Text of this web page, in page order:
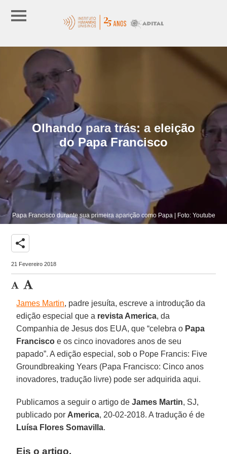
Olhando para trás: a eleição
do Papa Francisco
Papa Francisco durante sua primeira aparição como Papa | Foto: Youtube
share
21 Fevereiro 2018
James Martin, padre jesuíta, escreve a introdução da
edição especial que a revista America, da
Companhia de Jesus dos EUA, que “celebra o Papa
Francisco e os cinco inovadores anos de seu
papado”. A edição especial, sob o Pope Francis: Five
Groundbreaking Years (Papa Francisco: Cinco anos
inovadores, tradução livre) pode ser adquirida aqui.
Publicamos a seguir o artigo deJames Martin, SJ,
publicado por America, 20-02-2018. A tradução é de
Luísa Flores Somavilla.
Eis o artigo.